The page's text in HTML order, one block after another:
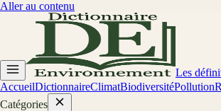
Aller au contenu
Les
AccueilDictionnaireClimatBiodiversitéPollution
Catégories